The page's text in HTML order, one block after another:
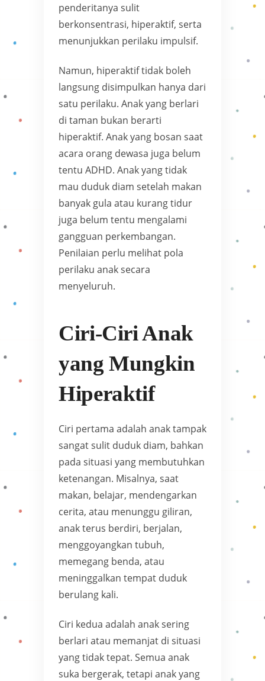
penderitanya sulit
berkonsentrasi, hiperaktif, serta
menunjukkan perilaku impulsif.
Namun, hiperaktif tidak boleh
langsung disimpulkan hanya dari
satu perilaku. Anak yang berlari
di taman bukan berarti
hiperaktif. Anak yang bosan saat
acara orang dewasa juga belum
tentu ADHD. Anak yang tidak
mau duduk diam setelah makan
banyak gula atau kurang tidur
juga belum tentu mengalami
gangguan perkembangan.
Penilaian perlu melihat pola
perilaku anak secara
menyeluruh.
Ciri-Ciri Anak
yang Mungkin
Hiperaktif
Ciri pertama adalah anak tampak
sangat sulit duduk diam, bahkan
pada situasi yang membutuhkan
ketenangan. Misalnya, saat
makan, belajar, mendengarkan
cerita, atau menunggu giliran,
anak terus berdiri, berjalan,
menggoyangkan tubuh,
memegang benda, atau
meninggalkan tempat duduk
berulang kali.
Ciri kedua adalah anak sering
berlari atau memanjat di situasi
yang tidak tepat. Semua anak
suka bergerak, tetapi anak yang